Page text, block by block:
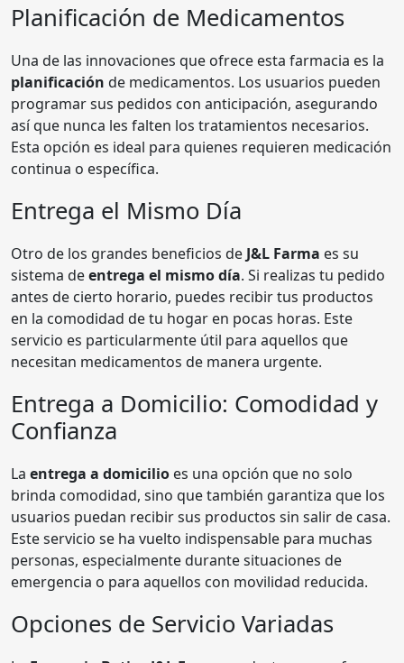
Planificación de Medicamentos
Una de las innovaciones que ofrece esta farmacia es la
planificación de medicamentos. Los usuarios pueden
programar sus pedidos con anticipación, asegurando
así que nunca les falten los tratamientos necesarios.
Esta opción es ideal para quienes requieren medicación
continua o específica.
Entrega el Mismo Día
Otro de los grandes beneficios de J&L Farma es su
sistema deentrega el mismo día. Si realizas tu pedido
antes de cierto horario, puedes recibir tus productos
en la comodidad de tu hogar en pocas horas. Este
servicio es particularmente útil para aquellos que
necesitan medicamentos de manera urgente.
Entrega a Domicilio: Comodidad y
Confianza
La entrega a domicilio es una opción que no solo
brinda comodidad, sino que también garantiza que los
usuarios puedan recibir sus productos sin salir de casa.
Este servicio se ha vuelto indispensable para muchas
personas, especialmente durante situaciones de
emergencia o para aquellos con movilidad reducida.
Opciones de Servicio Variadas